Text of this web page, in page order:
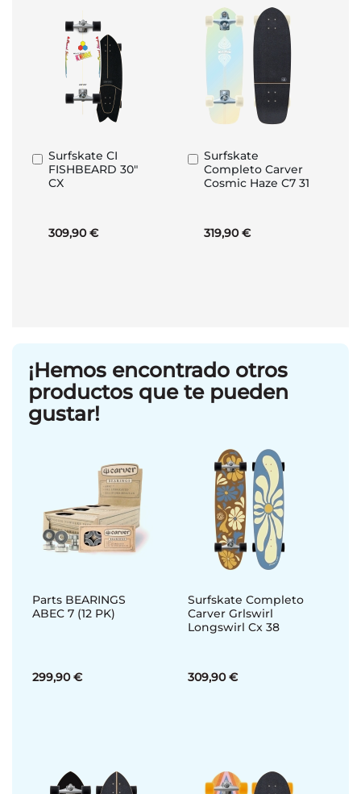
Surfskate CI
FISHBEARD 30"
CX
309,90 €
Añadir
al
carrito
Surfskate
Completo Carver
Cosmic Haze C7 31
319,90 €
Añadir
al
carrito
¡Hemos encontrado otros
productos que te pueden
gustar!
Parts BEARINGS
ABEC 7 (12 PK)
299,90 €
Surfskate Completo
Carver Grlswirl
Longswirl Cx 38
309,90 €